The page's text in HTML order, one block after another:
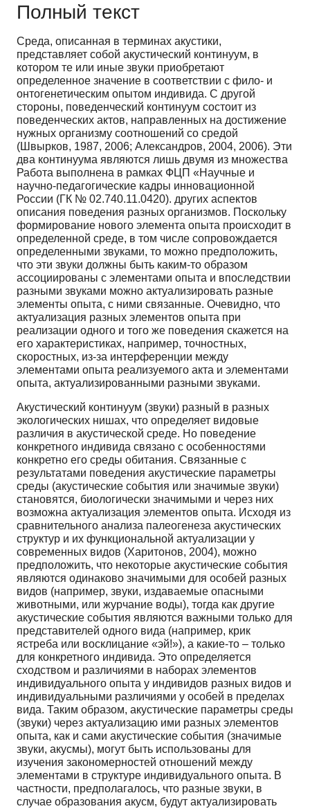
Полный текст
Среда, описанная в терминах акустики,
представляет собой акустический континуум, в
котором те или иные звуки приобретают
определенное значение в соответствии с фило- и
онтогенетическим опытом индивида. С другой
стороны, поведенческий континуум состоит из
поведенческих актов, направленных на достижение
нужных организму соотношений со средой
(Швырков, 1987, 2006; Александров, 2004, 2006). Эти
два континуума являются лишь двумя из множества
Работа выполнена в рамках ФЦП «Научные и
научно-педагогические кадры инновационной
России (ГК № 02.740.11.0420). других аспектов
описания поведения разных организмов. Поскольку
формирование нового элемента опыта происходит в
определенной среде, в том числе сопровождается
определенными звуками, то можно предположить,
что эти звуки должны быть каким-то образом
ассоциированы с элементами опыта и впоследствии
разными звуками можно актуализировать разные
элементы опыта, с ними связанные. Очевидно, что
актуализация разных элементов опыта при
реализации одного и того же поведения скажется на
его характеристиках, например, точностных,
скоростных, из-за интерференции между
элементами опыта реализуемого акта и элементами
опыта, актуализированными разными звуками.
Акустический континуум (звуки) разный в разных
экологических нишах, что определяет видовые
различия в акустической среде. Но поведение
конкретного индивида связано с особенностями
конкретно его среды обитания. Связанные с
результатами поведения акустические параметры
среды (акустические события или значимые звуки)
становятся, биологически значимыми и через них
возможна актуализация элементов опыта. Исходя из
сравнительного анализа палеогенеза акустических
структур и их функциональной актуализации у
современных видов (Харитонов, 2004), можно
предположить, что некоторые акустические события
являются одинаково значимыми для особей разных
видов (например, звуки, издаваемые опасными
животными, или журчание воды), тогда как другие
акустические события являются важными только для
представителей одного вида (например, крик
ястреба или восклицание «эй!»), а какие-то – только
для конкретного индивида. Это определяется
сходством и различиями в наборах элементов
индивидуального опыта у индивидов разных видов и
индивидуальными различиями у особей в пределах
вида. Таким образом, акустические параметры среды
(звуки) через актуализацию ими разных элементов
опыта, как и сами акустические события (значимые
звуки, акусмы), могут быть использованы для
изучения закономерностей отношений между
элементами в структуре индивидуального опыта. В
частности, предполагалось, что разные звуки, в
случае образования акусм, будут актуализировать